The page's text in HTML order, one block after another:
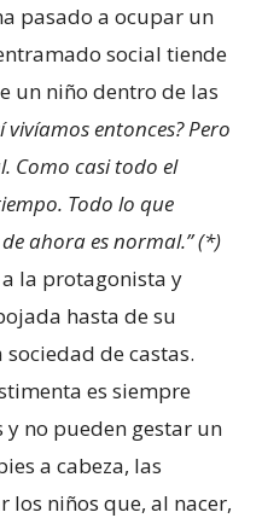
pasado a ocupar un
social tiende
un niño dentro de las
vivíamos entonces? Pero
Como casi todo el
Todo lo que
ahora es normal.” (*)
la protagonista y
hasta de su
de castas.
es siempre
y no pueden gestar un
a cabeza, las
los niños que, al nacer,